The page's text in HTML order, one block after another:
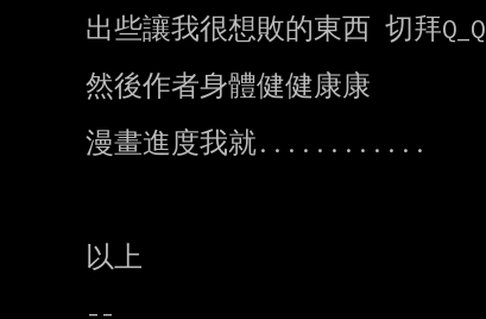
出些讓我很想敗的東西 切拜Q_Q
然後作者身體健健康康
漫畫進度我就............
以上